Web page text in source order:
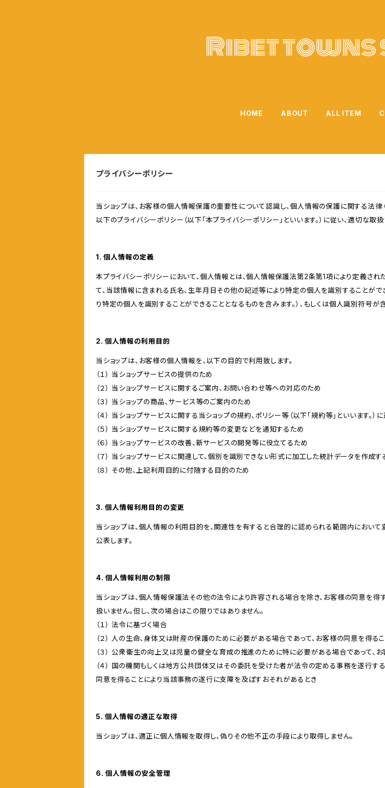
HOME ABOUT ALL ITEM
プライバシーポリシー
当ショップは、お客様の個人情報保護の重要性について認識し、個人情報の保護に関する法律（
以下のプライバシーポリシー（以下「本プライバシーポリシー」といいます。）に従い、適切な取
1. 個人情報の定義
本プライバシーポリシーにおいて、個人情報とは、個人情報保護法第2条第1項により定義され
て、当該情報に含まれる氏名、生年月日その他の記述等により特定の個人を識別することがで
り特定の個人を識別することができることとなるものを含みます。）、もしくは個人識別符号が
2. 個人情報の利用目的
当ショップは、お客様の個人情報を、以下の目的で利用致します。
（１） 当ショップサービスの提供のため
（２） 当ショップサービスに関するご案内、お問い合わせ等への対応のため
（３） 当ショップの商品、サービス等のご案内のため
（４） 当ショップサービスに関する当ショップの規約、ポリシー等（以下「規約等」といいます。
（５） 当ショップサービスに関する規約等の変更などを通知するため
（６） 当ショップサービスの改善、新サービスの開発等に役立てるため
（７） 当ショップサービスに関連して、個別を識別できない形式に加工した統計データを作成す
（８） その他、上記利用目的に付随する目的のため
3. 個人情報利用目的の変更
当ショップは、個人情報の利用目的を、関連性を有すると合理的に認められる範囲内におい
公表します。
4. 個人情報利用の制限
当ショップは、個人情報保護法その他の法令により許容される場合を除き、お客様の同意を
扱いません。但し、次の場合はこの限りではありません。
（１） 法令に基づく場合
（２） 人の生命、身体又は財産の保護のために必要がある場合であって、お客様の同意を得る
（３） 公衆衛生の向上又は児童の健全な育成の推進のために特に必要がある場合であって、
（４） 国の機関もしくは地方公共団体又はその委託を受けた者が法令の定める事務を遂行す
同意を得ることにより当該事務の遂行に支障を及ぼすおそれがあるとき
5. 個人情報の適正な取得
当ショップは、適正に個人情報を取得し、偽りその他不正の手段により取得しません。
6. 個人情報の安全管理